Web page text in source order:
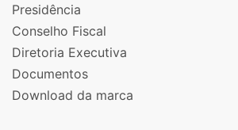
Presidência
Conselho Fiscal
Diretoria Executiva
Documentos
Download da marca